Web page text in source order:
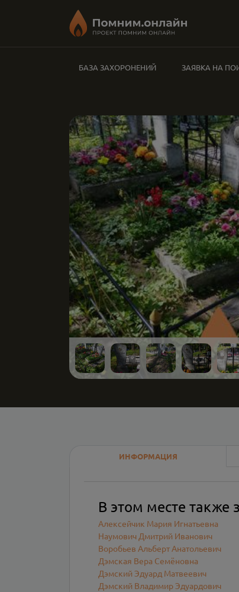
БАЗА ЗАХОРОНЕНИЙ ЗАЯВКА НА
ИНФОРМАЦИЯ
В этом месте также
Алексейчик Мария Игнатьевна
Наумович Дмитрий Иванович
Воробьев Альберт Анатольевич
Дэмская Вера Семёновна
Дэмский Эдуард Матвеевич
Дэмский Владимир Эдуардович